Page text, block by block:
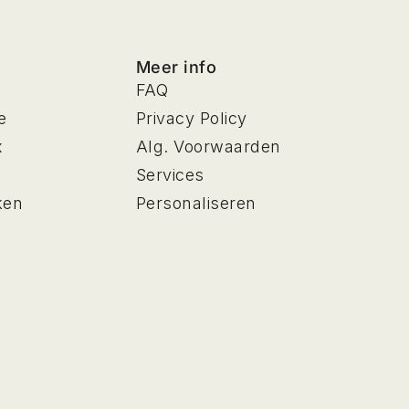
Meer info
FAQ
Privacy Policy
Alg. Voorwaarden
Services
Personaliseren